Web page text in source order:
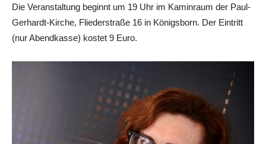
Die Veranstaltung beginnt um 19 Uhr im Kaminraum der Paul-
Gerhardt-Kirche, Fliederstraße 16 in Königsborn. Der Eintritt
(nur Abendkasse) kostet 9 Euro.